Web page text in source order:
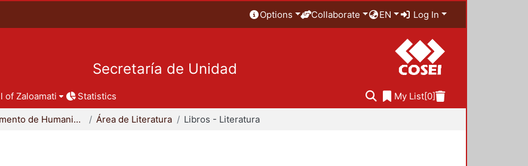
Options Collaborate EN Log In
Secretaría de Unidad
of Zaloamati Statistics My List[0]
Departamento de Humanidades Área de Literatura Libros - Literatura